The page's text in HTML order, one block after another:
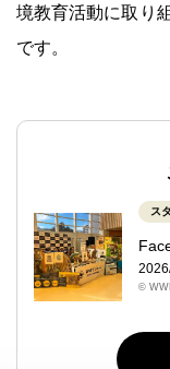
境教育活動に取り
です。
ス
©